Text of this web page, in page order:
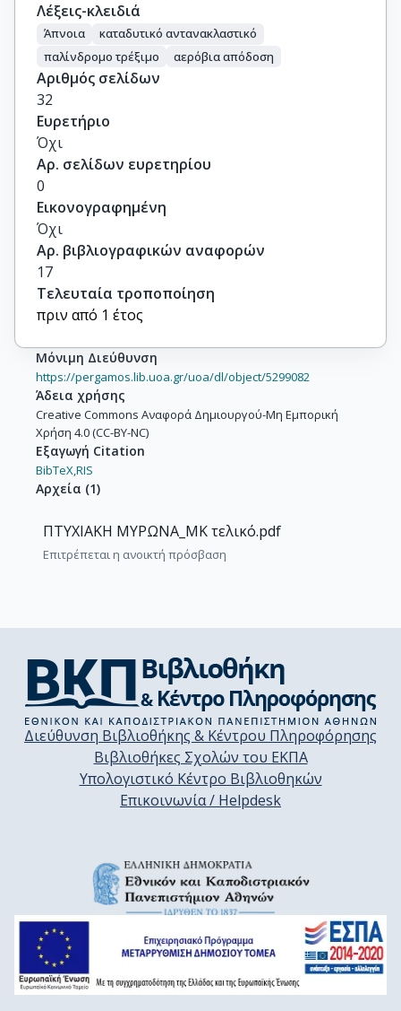
Λέξεις-κλειδιά
Άπνοια
καταδυτικό αντανακλαστικό
παλίνδρομο τρέξιμο
αερόβια απόδοση
Αριθμός σελίδων
32
Ευρετήριο
Όχι
Αρ. σελίδων ευρετηρίου
0
Εικονογραφημένη
Όχι
Αρ. βιβλιογραφικών αναφορών
17
Τελευταία τροποποίηση
πριν από 1 έτος
Μόνιμη Διεύθυνση
https://pergamos.lib.uoa.gr/uoa/dl/object/5299082
Άδεια χρήσης
Creative Commons Αναφορά Δημιουργού-Μη Εμπορική
Χρήση 4.0 (CC-BY-NC)
Εξαγωγή Citation
BibTeX,RIS
Αρχεία (1)
ΠΤΥΧΙΑΚΗ ΜΥΡΩΝΑ_ΜΚ τελικό.pdf
Επιτρέπεται η ανοικτή πρόσβαση
Διεύθυνση Βιβλιοθήκης & Κέντρου Πληροφόρησης
Βιβλιοθήκες Σχολών του ΕΚΠΑ
Υπολογιστικό Κέντρο Βιβλιοθηκών
Επικοινωνία / Helpdesk